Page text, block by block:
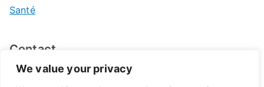
We value your privacy
Santé
Contact